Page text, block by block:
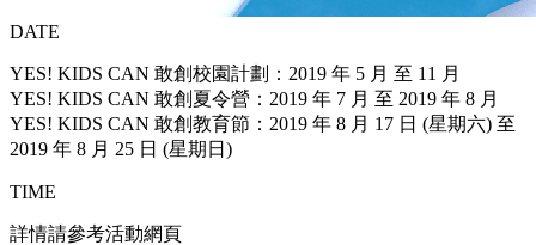
DATE
YES! KIDS CAN 敢創校園計劃：2019 年 5 月 至 11 月
YES! KIDS CAN 敢創夏令營：2019 年 7 月 至 2019 年 8 月
YES! KIDS CAN 敢創教育節：2019 年 8 月 17 日 (星期六) 至
2019 年 8 月 25 日 (星期日)
TIME
詳情請參考活動網頁